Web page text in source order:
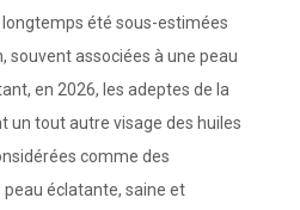
longtemps été sous-estimées
souvent associées à une peau
en 2026, les adeptes de la
un tout autre visage des huiles
comme des
éclatante, saine et